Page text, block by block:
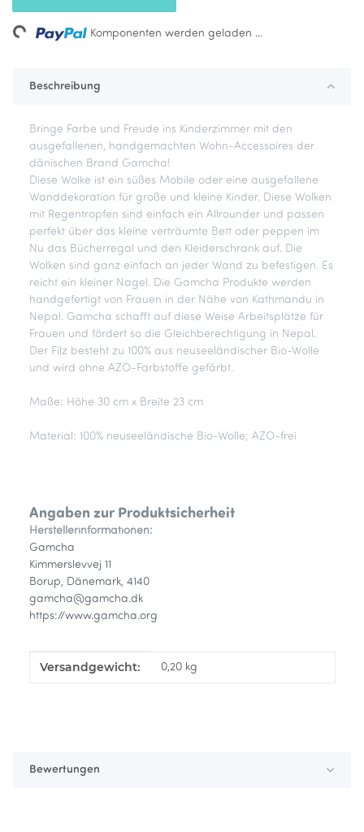
Komponenten werden geladen ...
Beschreibung
Bringe Farbe und Freude ins Kinderzimmer mit den
ausgefallenen, handgemachten Wohn-Accessoires der
dänischen Brand Gamcha!
Diese Wolke ist ein süßes Mobile oder eine ausgefallene
Wanddekoration für große und kleine Kinder. Diese Wolken
mit Regentropfen sind einfach ein Allrounder und passen
perfekt über das kleine verträumte Bett oder peppen im
Nu das Bücherregal und den Kleiderschrank auf. Die
Wolken sind ganz einfach an jeder Wand zu befestigen. Es
reicht ein kleiner Nagel. Die Gamcha Produkte werden
handgefertigt von Frauen in der Nähe von Kathmandu in
Nepal. Gamcha schafft auf diese Weise Arbeitsplätze für
Frauen und fördert so die Gleichberechtigung in Nepal.
Der Filz besteht zu 100% aus neuseeländischer Bio-Wolle
und wird ohne AZO-Farbstoffe gefärbt.
Maße: Höhe 30 cm x Breite 23 cm
Material: 100% neuseeländische Bio-Wolle; AZO-frei
Angaben zur Produktsicherheit
Herstellerinformationen:
Gamcha
Kimmerslevvej 11
Borup, Dänemark, 4140
gamcha@gamcha.dk
https://www.gamcha.org
Produkteigenschaft
Wert
Versandgewicht: 0,20 kg
Bewertungen